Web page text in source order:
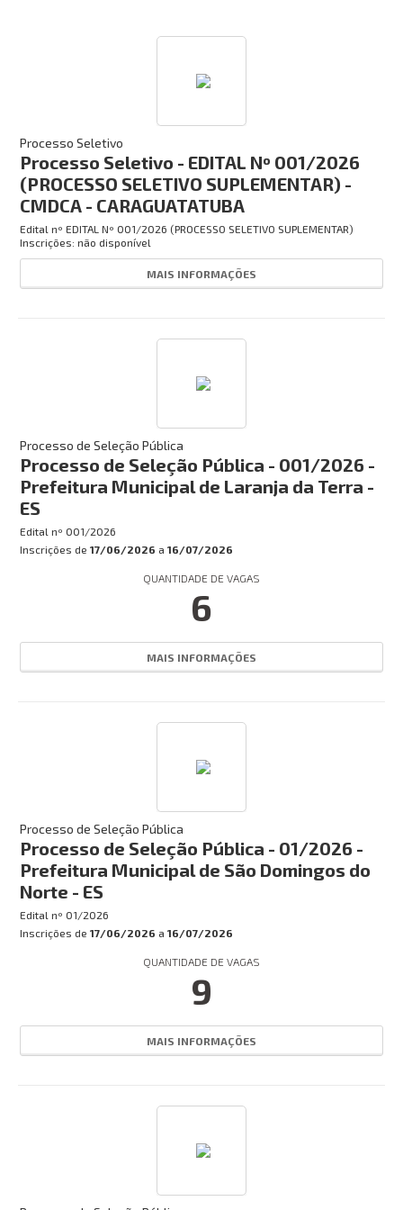
Processo Seletivo
Processo Seletivo - EDITAL Nº 001/2026
(PROCESSO SELETIVO SUPLEMENTAR) -
CMDCA - CARAGUATATUBA
Edital nº EDITAL Nº 001/2026 (PROCESSO SELETIVO SUPLEMENTAR)
Inscrições: não disponível
MAIS INFORMAÇÕES
Processo de Seleção Pública
Processo de Seleção Pública - 001/2026 -
Prefeitura Municipal de Laranja da Terra -
ES
Edital nº 001/2026
Inscrições de 17/06/2026 a 16/07/2026
QUANTIDADE DE VAGAS
6
MAIS INFORMAÇÕES
Processo de Seleção Pública
Processo de Seleção Pública - 01/2026 -
Prefeitura Municipal de São Domingos do
Norte - ES
Edital nº 01/2026
Inscrições de 17/06/2026 a 16/07/2026
QUANTIDADE DE VAGAS
9
MAIS INFORMAÇÕES